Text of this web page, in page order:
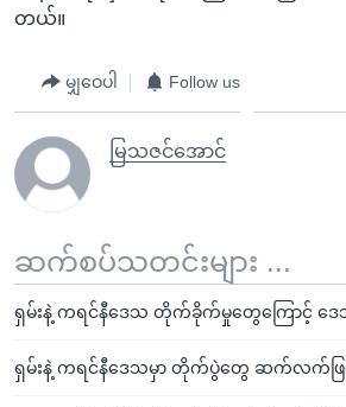
တယ်။
မျှဝေပါ Follow us
မြသဇင်အောင်
ဆက်စပ်သတင်းများ ...
ရှမ်းနဲ့ ကရင်နီဒေသ တိုက်ခိုက်မှုတွေကြောင့် ဒေ
ရှမ်းနဲ့ ကရင်နီဒေသမှာ တိုက်ပွဲတွေ ဆက်လက်ဖြစ်